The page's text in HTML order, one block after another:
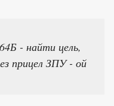
- найти цель,
прицел ЗПУ - ой